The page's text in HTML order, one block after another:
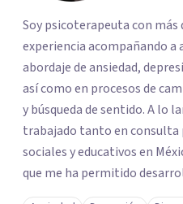
Soy psicoterapeuta con más
experiencia acompañando a
abordaje de ansiedad,
así como en procesos de
y búsqueda de sentido. A lo
trabajado tanto en consulta
sociales y educativos en
que me ha permitido
sensible y profundamente